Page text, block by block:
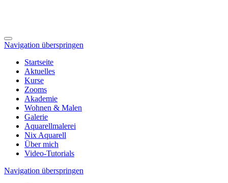
Navigation überspringen
Startseite
Aktuelles
Kurse
Zooms
Akademie
Wohnen & Malen
Galerie
Aquarellmalerei
Nix Aquarell
Über mich
Video-Tutorials
Navigation überspringen